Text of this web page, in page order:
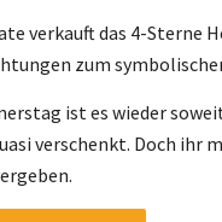
verkauft das 4-Sterne
zum
ist es wieder
verschenkt. Doch ihr